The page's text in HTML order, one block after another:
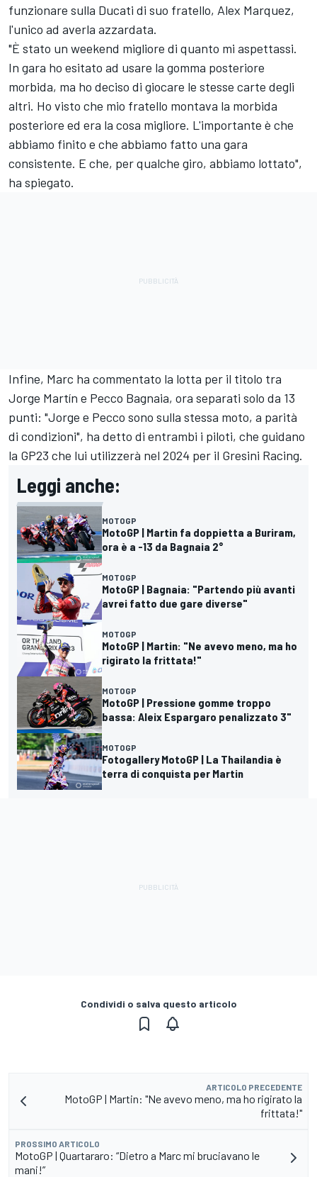
funzionare sulla Ducati di suo fratello, Alex Marquez,
l'unico ad averla azzardata.
"È stato un weekend migliore di quanto mi aspettassi.
In gara ho esitato ad usare la gomma posteriore
morbida, ma ho deciso di giocare le stesse carte degli
altri. Ho visto che mio fratello montava la morbida
posteriore ed era la cosa migliore. L'importante è che
abbiamo finito e che abbiamo fatto una gara
consistente. E che, per qualche giro, abbiamo lottato",
ha spiegato.
Infine, Marc ha commentato la lotta per il titolo tra
Jorge Martín e Pecco Bagnaia, ora separati solo da 13
punti: "Jorge e Pecco sono sulla stessa moto, a parità
di condizioni", ha detto di entrambi i piloti, che guidano
la GP23 che lui utilizzerà nel 2024 per il Gresini Racing.
Leggi anche:
MOTOGP
MotoGP | Martin fa doppietta a Buriram,
ora è a -13 da Bagnaia 2°
MOTOGP
MotoGP | Bagnaia: "Partendo più avanti
avrei fatto due gare diverse"
MOTOGP
MotoGP | Martin: "Ne avevo meno, ma ho
rigirato la frittata!"
MOTOGP
MotoGP | Pressione gomme troppo
bassa: Aleix Espargaro penalizzato 3"
MOTOGP
Fotogallery MotoGP | La Thailandia è
terra di conquista per Martin
Condividi o salva questo articolo
ARTICOLO PRECEDENTE
MotoGP | Martin: "Ne avevo meno, ma ho rigirato la
frittata!"
PROSSIMO ARTICOLO
MotoGP | Quartararo: “Dietro a Marc mi bruciavano le
mani!”